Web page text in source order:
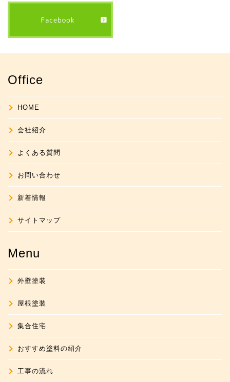
Office
HOME
会社紹介
よくある質問
お問い合わせ
新着情報
サイトマップ
Menu
外壁塗装
屋根塗装
集合住宅
おすすめ塗料の紹介
工事の流れ